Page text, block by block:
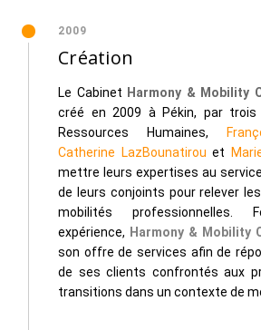
2009
Création
Le Cabinet Harmony & Mobility
créé en 2009 à Pékin, par
Ressources Humaines,
Catherine LazBounatirouet
mettre leurs expertises au
de leurs conjoints pour relever
mobilités
expérience, Harmony & Mobility
son offre de services afin de
de ses clients confrontés aux
transitions dans un contexte de